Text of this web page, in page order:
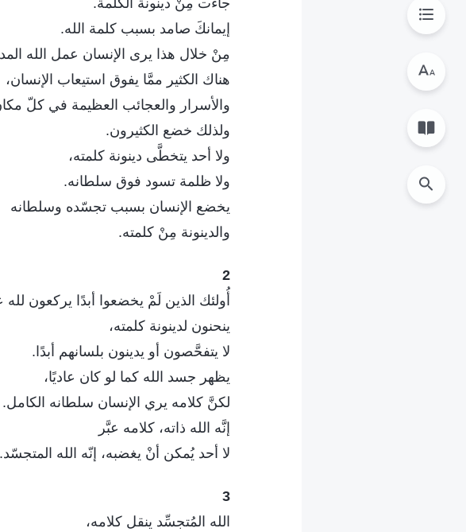
جاءت مِنْ دينونة الكلمة.
إيمانكَ صامد بسبب كلمة الله.
مِنْ خلال هذا يرى الإنسان عمل الله
هناك الكثير ممَّا يفوق استيعاب الإنسان،
والأسرار والعجائب العظيمة في كلّ
ولذلك خضع الكثيرون.
ولا أحد يتخطَّى دينونة كلمته،
ولا ظلمة تسود فوق سلطانه.
يخضع الإنسان بسبب تجسّده وسلطانه
والدينونة مِنْ كلمته.
2
أُولئك الذين لَمْ يخضعوا أبدًا يركعون لله
ينحنون لدينونة كلمته،
لا يتفحَّصون أو يدينون بلسانهم أبدًا.
يظهر جسد الله كما لو كان عاديًا،
لكنَّ كلامه يري الإنسان سلطانه الكامل.
إنَّه الله ذاته، كلامه عبَّر
لا أحد يُمكن أنْ يغضبه، إنّه الله المتجسّد.
3
الله المُتجسِّد ينقل كلامه،